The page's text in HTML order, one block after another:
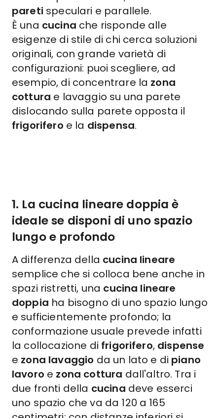
pareti speculari e parallele.
È una cucina che risponde alle
esigenze di stile di chi cerca soluzioni
originali, con grande varietà di
configurazioni: puoi scegliere, ad
esempio, di concentrare la zona
cottura e lavaggio su una parete
dislocando sulla parete opposta il
frigorifero e la dispensa.
1. La cucina lineare doppia è
idealese disponi di uno spazio
lungo e profondo
A differenza della cucina lineare
semplice che si colloca bene anche in
spazi ristretti, una cucina lineare
doppia ha bisogno di uno spazio lungo
e sufficientemente profondo; la
conformazione usuale prevede infatti
la collocazione di frigorifero, dispense
e zona lavaggio da un lato e di piano
lavoro e zona cottura dall'altro. Tra i
due fronti della cucina deve esserci
uno spazio che va da 120 a 165